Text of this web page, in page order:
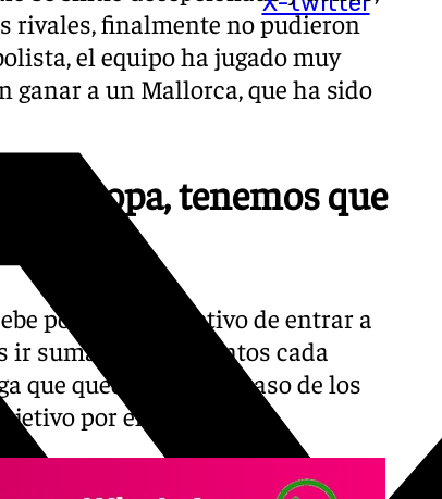
rivales, finalmente no pudieron
el equipo ha jugado muy
ganar a un Mallorca, que ha sido
Europa, tenemos que
ponerse el objetivo de entrar a
ir sumando tres puntos cada
que quedan. Con el paso de los
por el que luchará.